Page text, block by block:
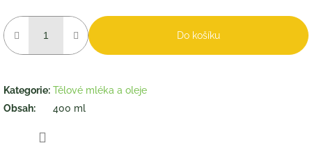
Do košíku
Kategorie: Tělové mléka a oleje
Obsah: 400 ml